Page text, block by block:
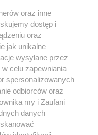
być powielany i
w jakikolwiek sposób (w
jakimkolwiek polu
z umieszczaniem w Internecie
użycie lub
z naruszeniem prawa, tzn.
kary i może być ścigane
oraz inne
dostęp i
oraz
jak unikalne
wysyłane przez
celu zapewniania
spersonalizowanych
odbiorców oraz
my i Zaufani
danych